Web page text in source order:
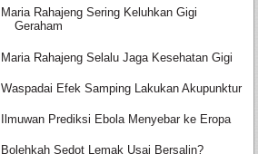
Maria Rahajeng Sering Keluhkan Gigi
Geraham
Maria Rahajeng Selalu Jaga Kesehatan Gigi
Waspadai Efek Samping Lakukan Akupunktur
Ilmuwan Prediksi Ebola Menyebar ke Eropa
Bolehkah Sedot Lemak Usai Bersalin?